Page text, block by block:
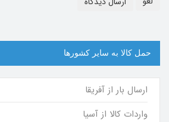
حمل کالا به سایر کشورها
ارسال بار از آفریقا
واردات کالا از آسیا